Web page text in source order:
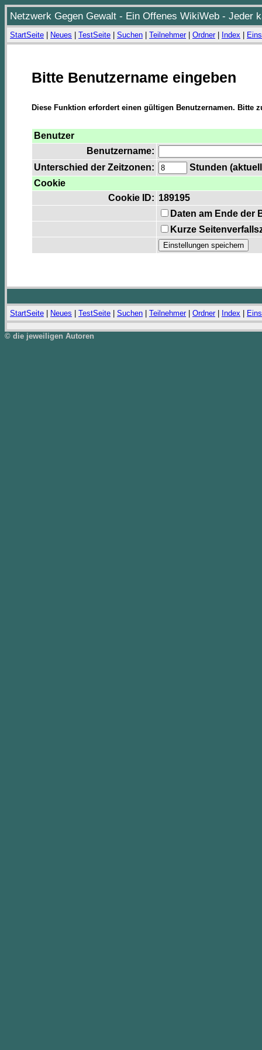
Netzwerk Gegen Gewalt - Ein Offenes WikiWeb - Jeder
StartSeite Neues TestSeite Suchen Teilnehmer| Ordner| Index
Bitte Benutzername eingeben
Diese Funktion erfordert einen gültigen Benutzernamen. Bitte
Benutzer
Benutzername:
Unterschied der Zeitzonen:
Stunden
Cookie
Cookie ID: 189195
Daten am Ende der
Kurze
StartSeite Neues TestSeite Suchen Teilnehmer| Ordner| Index
© die jeweiligen Autoren